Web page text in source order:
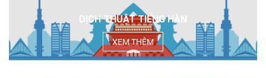
DỊCH THUẬT TIẾNG HÀN
XEM THÊM